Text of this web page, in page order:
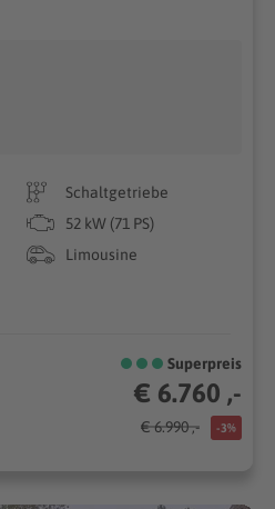
Schaltgetriebe
52 kW (71 PS)
Limousine
Superpreis
€ 6.760 ,-
€ 6.990 ,- -3%